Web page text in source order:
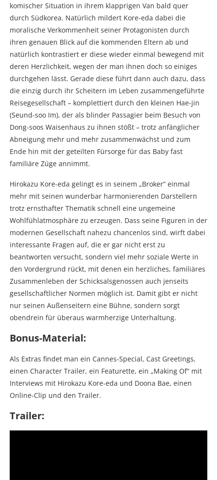
komischer Situation in ihrem klapprigen Van bald quer
durch Südkorea. Natürlich mildert Kore-eda dabei die
moralische Verkommenheit seiner Protagonisten durch
ihren genauen Blick auf die kommenden Eltern ab und
natürlich kontrastiert er diese wieder einmal bewegend mit
deren Herzlichkeit, wegen der man ihnen doch so einiges
durchgehen lässt. Gerade diese führt dann auch dazu, dass
die einzig durch ihr Scheitern im Leben zusammengeführte
Reisegesellschaft – komplettiert durch den kleinen Hae-jin
(Seund-soo Im), der als blinder Passagier beim Besuch von
Dong-soos Waisenhaus zu ihnen stößt – trotz anfänglicher
Abneigung mehr und mehr zusammenwächst und zum
Ende hin mit der geteilten Fürsorge für das Baby fast
familiäre Züge annimmt.
Hirokazu Kore-eda gelingt es in seinem „Broker“ einmal
mehr mit seinen wunderbar harmonierenden Darstellern
trotz ernsthafter Thematik schnell eine ungemeine
Wohlfühlatmosphäre zu erzeugen. Dass seine Figuren in der
modernen Gesellschaft nahezu chancenlos sind, wirft dabei
interessante Fragen auf, die er gar nicht erst zu
beantworten versucht, sondern viel mehr soziale Werte in
den Vordergrund rückt, mit denen ein herzliches, familiäres
Zusammenleben der Schicksalsgenossen auch jenseits
gesellschaftlicher Normen möglich ist. Damit gibt er nicht
nur seinen Außenseitern eine Bühne, sondern sorgt
obendrein für überaus warmherzige Unterhaltung.
Bonus-Material:
Als Extras findet man ein Cannes-Special, Cast Greetings,
einen Character Trailer, ein Featurette, ein „Making Of“ mit
Interviews mit Hirokazu Kore-eda und Doona Bae, einen
Online-Clip und den Trailer.
Trailer: